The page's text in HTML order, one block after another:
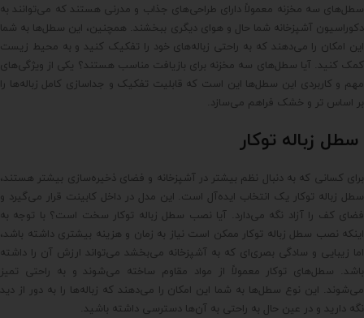
سطل‌های سه مخزنه معمولاً دارای طراحی‌های جذاب و مدرنی هستند که می‌توانند به
دکوراسیون آشپزخانه شما حال و هوای دیگری ببخشند. همچنین، این سطل‌ها به شما
این امکان را می‌دهند که به راحتی زباله‌های خود را تفکیک کنید و به محیط زیست
کمک کنید. آیا سطل‌های سه مخزنه برای بازیافت مناسب هستند؟ یکی از ویژگی‌های
مهم و کاربردی این سطل‌ها این است که قابلیت تفکیک و جداسازی کامل زباله‌ها را
بر اساس تر و خشک فراهم می‌سازد.
سطل زباله توکار
برای کسانی که به دنبال نظم بیشتر در آشپزخانه و فضای ذخیره‌سازی بیشتر هستند،
سطل زباله توکار یک انتخاب ایده‌آل است. این مدل در داخل کابینت قرار می‌گیرد و
فضای کف را آزاد نگه می‌دارد. آیا نصب سطل زباله توکار سخت است؟ با توجه به
اینکه نصب سطل زباله توکار ممکن است نیاز به زمان و هزینه بیشتری داشته باشد،
اما زیبایی و سادگی بصری‌ای که به آشپزخانه می‌بخشد می‌تواند ارزش آن را داشته
باشد. سطل‌های توکار معمولاً از مواد مقاوم ساخته می‌شوند و به راحتی تمیز
می‌شوند. این نوع سطل‌ها به شما این امکان را می‌دهند که زباله‌ها را به دور از دید
نگه دارید و در عین حال به راحتی به آن‌ها دسترسی داشته باشید.